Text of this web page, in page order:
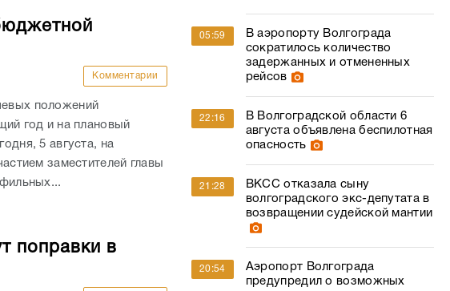
Комментарии
положений
год и на плановый
5 августа, на
заместителей главы
поправки в
05:59
В аэропорту Волгограда
сократилось количество
задержанных и отмененных
рейсов
22:16
В Волгоградской области 6
августа объявлена беспилотная
опасность
21:28
ВКСС отказала сыну
волгоградского экс-депутата в
возвращении судейской мантии
20:54
Аэропорт Волгограда
предупредил о возможных